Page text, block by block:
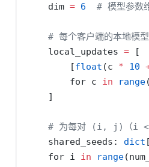
    dim
= 6 # 模型参数
# 每个客户端的本地模型
    local_updates
= [
        [
float (c * 10
for c in range
    ]
# 为每对 (i, j)（i < j
    shared_seeds:
dict [
for i in range